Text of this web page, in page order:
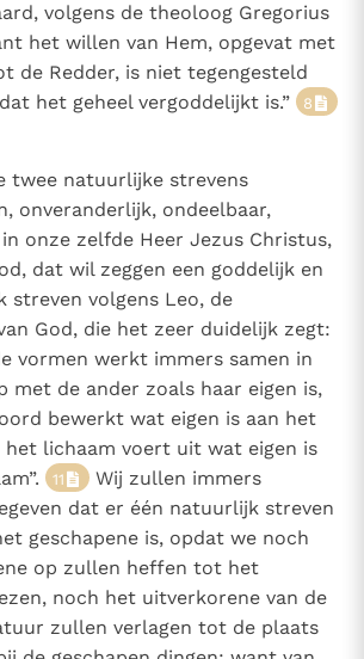
volgens de theoloog Gregorius
het willen van Hem, opgevat met
de Redder, is niet tegengesteld
het geheel vergoddelijkt is.”
8
twee natuurlijke strevens
onveranderlijk, ondeelbaar,
onze zelfde Heer Jezus Christus,
dat wil zeggen een goddelijk en
streven volgens Leo, de
God, die het zeer duidelijk zegt:
vormen werkt immers samen in
met de ander zoals haar eigen is,
bewerkt wat eigen is aan het
het lichaam voert uit wat eigen is
11
Wij zullen immers
dat er één natuurlijk streven
geschapene is, opdat we noch
op zullen heffen tot het
noch het uitverkorene van de
zullen verlagen tot de plaats